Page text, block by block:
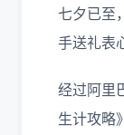
七夕已至
手送礼表
经过阿里
生计攻略